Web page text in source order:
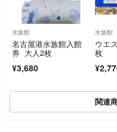
水族館
名古屋港水族館入館
券 大人2枚
¥3,680
水族館
ウエ
枚
関連